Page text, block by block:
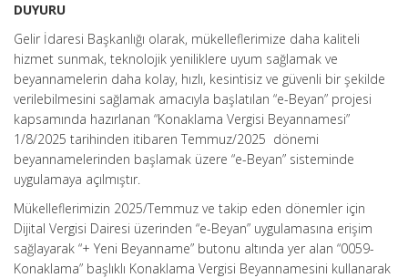
DUYURU
Gelir İdaresi Başkanlığı olarak, mükelleflerimize daha kaliteli
hizmet sunmak, teknolojik yeniliklere uyum sağlamak ve
beyannamelerin daha kolay, hızlı, kesintisiz ve güvenli bir şekilde
verilebilmesini sağlamak amacıyla başlatılan “e-Beyan” projesi
kapsamında hazırlanan “Konaklama Vergisi Beyannamesi”
1/8/2025 tarihinden itibaren Temmuz/2025 dönemi
beyannamelerinden başlamak üzere “e-Beyan” sisteminde
uygulamaya açılmıştır.
Mükelleflerimizin 2025/Temmuz ve takip eden dönemler için
Dijital Vergisi Dairesi üzerinden “e-Beyan” uygulamasına erişim
sağlayarak “+ Yeni Beyanname” butonu altında yer alan “0059-
Konaklama” başlıklı Konaklama Vergisi Beyannamesini kullanarak